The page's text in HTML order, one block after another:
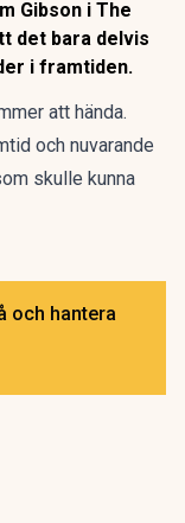
Gibson i The
det bara delvis
i framtiden.
att hända.
och nuvarande
skulle kunna
och hantera